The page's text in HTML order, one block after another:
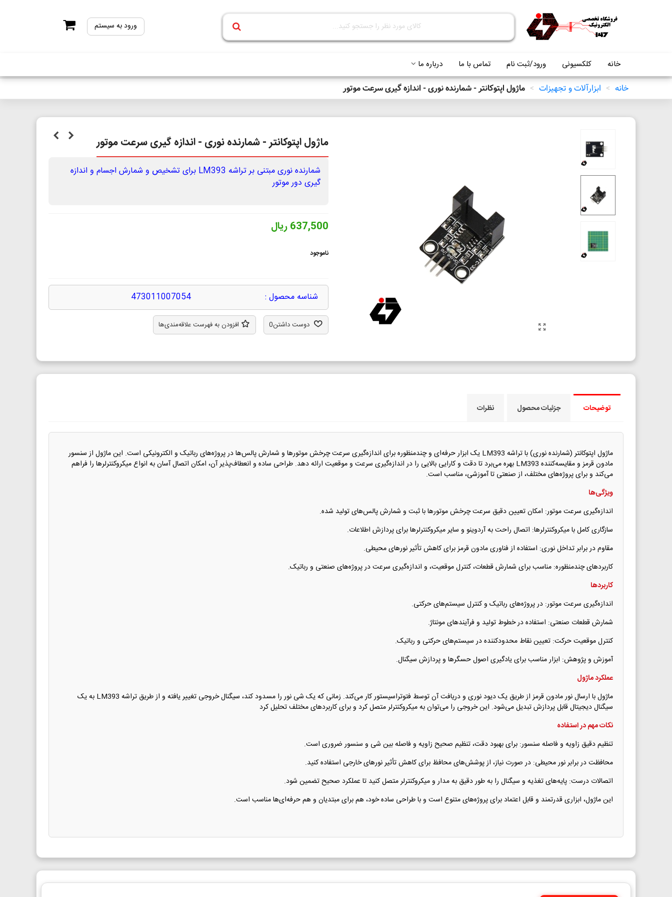
ورود به سیستم
خانه کلکسیونی ورود/ثبت نام تماس با ما درباره ما
خانه > ابزارآلات و تجهیزات > ماژول اپتوکانتر - شمارنده نوری - اندازه گیری سرعت موتور
ماژول اپتوکانتر - شمارنده نوری - اندازه گیری سرعت موتور
شمارنده نوری مبتنی بر تراشه LM393 برای تشخیص و شمارش اجسام و اندازه
گیری دور موتور
637,500 ریال
ناموجود
شناسه محصول : 473011007054
دوست داشتن0 افزودن به فهرست علاقه‌مندی‌ها
توضیحات جزئیات محصول نظرات
ماژول اپتوکانتر (شمارنده نوری) با تراشه LM393 یک ابزار حرفه‌ای و چندمنظوره برای اندازه‌گیری سرعت چرخش موتورها و شمارش پالس‌ها در پروژه‌های رباتیک و الکترونیکی است. این ماژول از سنسور
مادون قرمز و مقایسه‌کننده LM393 بهره می‌برد تا دقت و کارایی بالایی را در اندازه‌گیری سرعت و موقعیت ارائه دهد. طراحی ساده و انعطاف‌پذیر آن، امکان اتصال آسان به انواع میکروکنترلرها را فراهم
می‌کند و برای پروژه‌های مختلف، از صنعتی تا آموزشی، مناسب است.
ویژگی‌ها
اندازه‌گیری سرعت موتور: امکان تعیین دقیق سرعت چرخش موتورها با ثبت و شمارش پالس‌های تولید شده.
سازگاری کامل با میکروکنترلرها: اتصال راحت به آردوینو و سایر میکروکنترلرها برای پردازش اطلاعات.
مقاوم در برابر تداخل نوری: استفاده از فناوری مادون قرمز برای کاهش تأثیر نورهای محیطی.
کاربردهای چندمنظوره: مناسب برای شمارش قطعات، کنترل موقعیت، و اندازه‌گیری سرعت در پروژه‌های صنعتی و رباتیک.
کاربردها
اندازه‌گیری سرعت موتور: در پروژه‌های رباتیک و کنترل سیستم‌های حرکتی.
شمارش قطعات صنعتی: استفاده در خطوط تولید و فرآیندهای مونتاژ.
کنترل موقعیت حرکت: تعیین نقاط محدودکننده در سیستم‌های حرکتی و رباتیک.
آموزش و پژوهش: ابزار مناسب برای یادگیری اصول حسگرها و پردازش سیگنال.
عملکرد ماژول
ماژول با ارسال نور مادون قرمز از طریق یک دیود نوری و دریافت آن توسط فتوتراسیستور کار می‌کند. زمانی که یک شی نور را مسدود کند، سیگنال خروجی تغییر یافته و از طریق تراشه LM393 به یک
سیگنال دیجیتال قابل پردازش تبدیل می‌شود. این خروجی را می‌توان به میکروکنترلر متصل کرد و برای کاربردهای مختلف تحلیل کرد
نکات مهم در استفاده
تنظیم دقیق زاویه و فاصله سنسور: برای بهبود دقت، تنظیم صحیح زاویه و فاصله بین شی و سنسور ضروری است.
محافظت در برابر نور محیطی: در صورت نیاز، از پوشش‌های محافظ برای کاهش تأثیر نورهای خارجی استفاده کنید.
اتصالات درست: پایه‌های تغذیه و سیگنال را به طور دقیق به مدار و میکروکنترلر متصل کنید تا عملکرد صحیح تضمین شود.
این ماژول، ابزاری قدرتمند و قابل اعتماد برای پروژه‌های متنوع است و با طراحی ساده خود، هم برای مبتدیان و هم حرفه‌ای‌ها مناسب است.